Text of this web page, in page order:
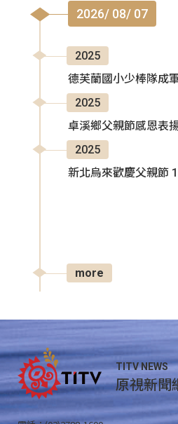
2026/ 08/ 07
2025
德芙蘭國小少棒隊成
2025
卓溪鄉父親節感恩表
2025
新北烏來歡慶父親節
more
TITV NEWS
原視新聞